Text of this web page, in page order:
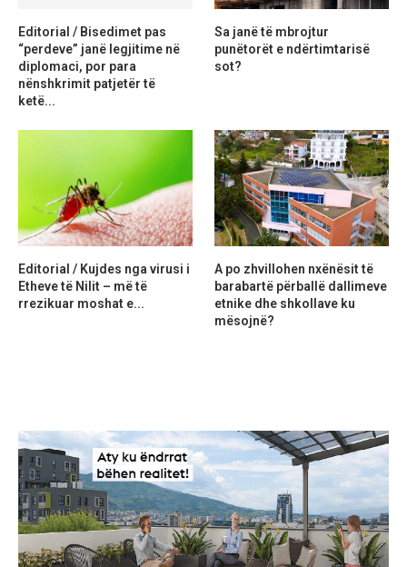
Editorial / Bisedimet pas
“perdeve” janë legjitime në
diplomaci, por para
nënshkrimit patjetër të
ketë...
Sa janë të mbrojtur
punëtorët e ndërtimtarisë
sot?
Editorial / Kujdes nga virusi i
Etheve të Nilit – më të
rrezikuar moshat e...
A po zhvillohen nxënësit të
barabartë përballë dallimeve
etnike dhe shkollave ku
mësojnë?